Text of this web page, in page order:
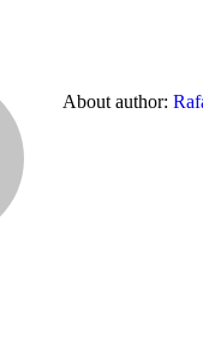
About author: